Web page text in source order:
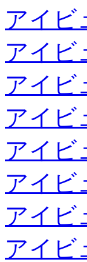
アイビ
アイビ
アイビ
アイビ
アイビ
アイビ
アイビ
アイビ